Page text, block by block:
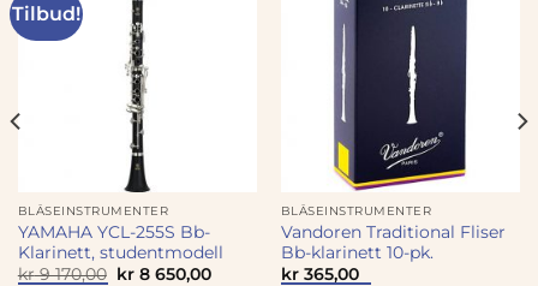
Tilbud!
BLÅSEINSTRUMENTER
YAMAHA YCL-255S Bb-
Klarinett, studentmodell
kr9 170,00 Opprinnelig
kr8 650,00Nåværende
BLÅSEINSTRUMENTER
Vandoren Traditional Fliser
Bb-klarinett 10-pk.
kr365,00